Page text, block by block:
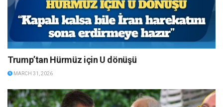
Trump’tan Hürmüz için U dönüşü
MARCH 31, 2026